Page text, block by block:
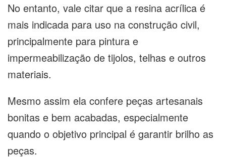
No entanto, vale citar que a resina acrílica é
mais indicada para uso na construção civil,
principalmente para pintura e
impermeabilização de tijolos, telhas e outros
materiais.
Mesmo assim ela confere peças artesanais
bonitas e bem acabadas, especialmente
quando o objetivo principal é garantir brilho as
peças.